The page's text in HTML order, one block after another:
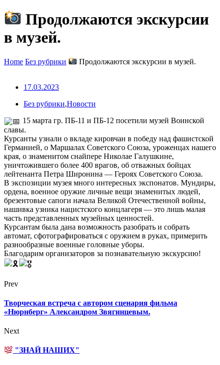
Продолжаются экскурсии
в музей.
Home Без рубрики Продолжаются экскурсии в музей.
17.03.2023
Без рубрики,Новости
15 марта гр. ПБ-11 и ПБ-12 посетили музей Воинской
славы.
Курсанты узнали о вкладе кировчан в победу над фашистской
Германией, о Маршалах Советского Союза, уроженцах нашего
края, о знаменитом снайпере Николае Галушкине,
уничтожившего более 400 врагов, об отважных бойцах
лейтенанта Петра Широнина — Героях Советского Союза.
В экспозиции музея много интересных экспонатов. Мундиры,
ордена, военное оружие личные вещи знаменитых людей,
брезентовые сапоги начала Великой Отечественной войны,
нашивка узника нацистского концлагеря — это лишь малая
часть представленных музейных ценностей.
Курсантам была дана возможность разобрать и собрать
автомат, сфотографироваться с оружием в руках, примерить
разнообразные военные головные уборы.
Благодарим организаторов за познавательную экскурсию!
Prev
Творческая встреча с автором сценария фильма
«Нюрнберг» Александром Звягинцевым.
Next
"ЗНАЙ НАШИХ"